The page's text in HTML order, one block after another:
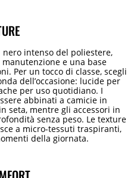
intenso del poliestere,
e una base
Per un tocco di classe, scegli
dell’occasione: lucide per
per uso quotidiano. I
abbinati a camicie in
seta, mentre gli accessori in
senza peso. Le texture
a micro-tessuti traspiranti,
della giornata.